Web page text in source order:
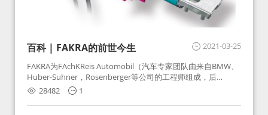
2021-03-25
百科 | FAKRA的前世今生
FAKRA为FAchKReis Automobil（汽车专家团队由来自BMW、
Huber-Suhner，Rosenberger等公司的工程师组成，后
Huber-Suhner相关连接器业务及技术在2010年并入
Rosenberger）缩写。起初为BMW需求用于车载收音机天线连
接，如今FAKRA已成为汽车行业通用标准的射频连接器，被业
28482 1